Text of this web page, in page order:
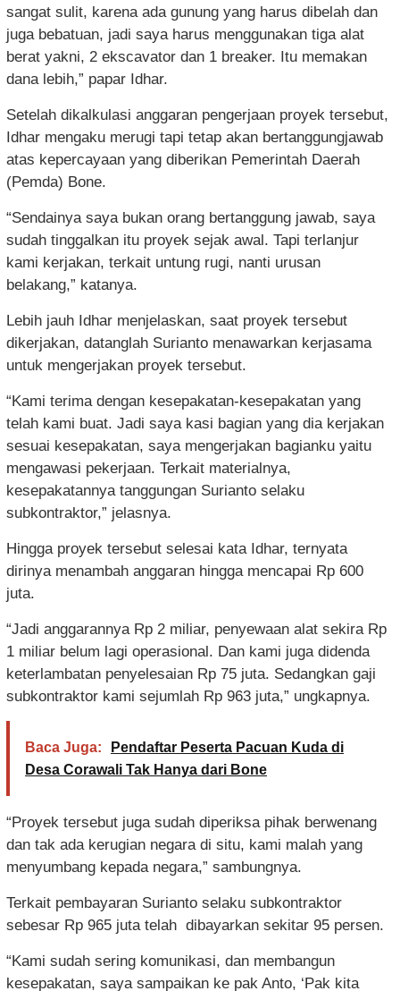
sangat sulit, karena ada gunung yang harus dibelah dan
juga bebatuan, jadi saya harus menggunakan tiga alat
berat yakni, 2 ekscavator dan 1 breaker. Itu memakan
dana lebih,” papar Idhar.
Setelah dikalkulasi anggaran pengerjaan proyek tersebut,
Idhar mengaku merugi tapi tetap akan bertanggungjawab
atas kepercayaan yang diberikan Pemerintah Daerah
(Pemda) Bone.
“Sendainya saya bukan orang bertanggung jawab, saya
sudah tinggalkan itu proyek sejak awal. Tapi terlanjur
kami kerjakan, terkait untung rugi, nanti urusan
belakang,” katanya.
Lebih jauh Idhar menjelaskan, saat proyek tersebut
dikerjakan, datanglah Surianto menawarkan kerjasama
untuk mengerjakan proyek tersebut.
“Kami terima dengan kesepakatan-kesepakatan yang
telah kami buat. Jadi saya kasi bagian yang dia kerjakan
sesuai kesepakatan, saya mengerjakan bagianku yaitu
mengawasi pekerjaan. Terkait materialnya,
kesepakatannya tanggungan Surianto selaku
subkontraktor,” jelasnya.
Hingga proyek tersebut selesai kata Idhar, ternyata
dirinya menambah anggaran hingga mencapai Rp 600
juta.
“Jadi anggarannya Rp 2 miliar, penyewaan alat sekira Rp
1 miliar belum lagi operasional. Dan kami juga didenda
keterlambatan penyelesaian Rp 75 juta. Sedangkan gaji
subkontraktor kami sejumlah Rp 963 juta,” ungkapnya.
Baca Juga:
Pendaftar Peserta Pacuan Kuda di
Desa Corawali Tak Hanya dari Bone
“Proyek tersebut juga sudah diperiksa pihak berwenang
dan tak ada kerugian negara di situ, kami malah yang
menyumbang kepada negara,” sambungnya.
Terkait pembayaran Surianto selaku subkontraktor
sebesar Rp 965 juta telah dibayarkan sekitar 95 persen.
“Kami sudah sering komunikasi, dan membangun
kesepakatan, saya sampaikan ke pak Anto, ‘Pak kita